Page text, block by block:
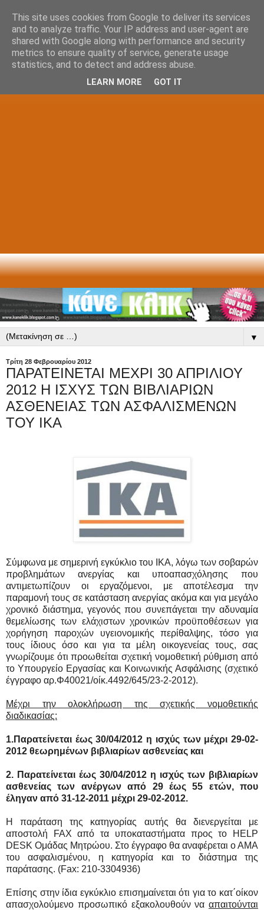
▼
Τρίτη 28 Φεβρουαρίου 2012
ΠΑΡΑΤΕΙΝΕΤΑΙ ΜΕΧΡΙ 30 ΑΠΡΙΛΙΟΥ
2012 Η ΙΣΧΥΣ ΤΩΝ ΒΙΒΛΙΑΡΙΩΝ
ΑΣΘΕΝΕΙΑΣ ΤΩΝ ΑΣΦΑΛΙΣΜΕΝΩΝ
ΤΟΥ ΙΚΑ
Σύμφωνα με σημερινή εγκύκλιο του ΙΚΑ, λόγω των σοβαρών
προβλημάτων ανεργίας και υποαπασχόλησης που
αντιμετωπίζουν οι εργαζόμενοι, με αποτέλεσμα την
παραμονή τους σε κατάσταση ανεργίας ακόμα και για μεγάλο
χρονικό διάστημα, γεγονός που συνεπάγεται την αδυναμία
θεμελίωσης των ελάχιστων χρονικών προϋποθέσεων για
χορήγηση παροχών υγειονομικής περίθαλψης, τόσο για
τους ίδιους όσο και για τα μέλη οικογενείας τους, σας
γνωρίζουμε ότι προωθείται σχετική νομοθετική ρύθμιση από
το Υπουργείο Εργασίας και Κοινωνικής Ασφάλισης (σχετικό
έγγραφο αρ.Φ40021/οίκ.4492/645/23-2-2012).
Μέχρι την ολοκλήρωση της σχετικής νομοθετικής
διαδικασίας:
1.Παρατείνεται έως 30/04/2012 η ισχύς των μέχρι 29-02-
2012 θεωρημένων βιβλιαρίων ασθενείας και
2. Παρατείνεται έως 30/04/2012 η ισχύς των βιβλιαρίων
ασθενείας των ανέργων από 29 έως 55 ετών, που
έληγαν από 31-12-2011 μέχρι 29-02-2012.
Η παράταση της κατηγορίας αυτής θα διενεργείται με
αποστολή FAX από τα υποκαταστήματα προς το HELP
DESK Ομάδας Μητρώου. Στο έγγραφο θα αναφέρεται ο ΑΜΑ
του ασφαλισμένου, η κατηγορία και το διάστημα της
παράτασης. (Fax: 210-3304936)
Επίσης στην ίδια εγκύκλιο επισημαίνεται ότι για το κατ΄οίκον
απασχολούμενο προσωπικό εξακολουθούν να απαιτούνται
This site uses cookies from Google to deliver its services
and to analyze traffic. Your IP address and user-agent are
shared with Google along with performance and security
metrics to ensure quality of service, generate usage
statistics, and to detect and address abuse.
LEARN MORE GOT IT